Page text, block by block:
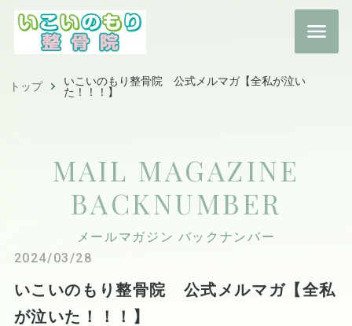
トップ
いこいのもり整骨院 公式メルマガ【全私が泣い
た！！！】
MAIL MAGAZINE
BACKNUMBER
メールマガジン バックナンバー
2024/03/28
いこいのもり整骨院 公式メルマガ【全私
が泣いた！！！】